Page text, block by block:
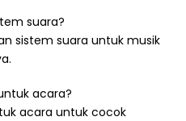
suara?
sistem suara untuk musik
acara?
acara untuk cocok